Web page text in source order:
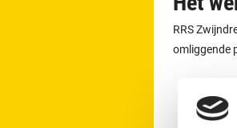
RRS
omliggende